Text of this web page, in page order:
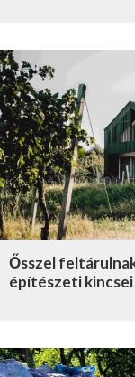
Ősszel
építészeti kincsei